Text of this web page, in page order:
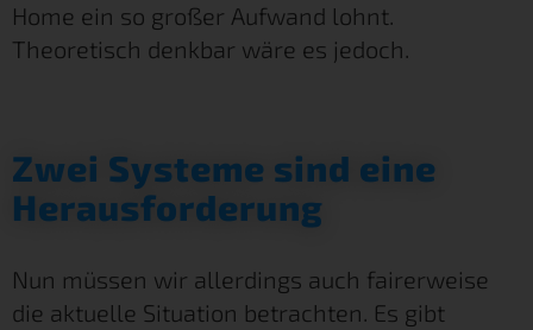
Home ein so großer Aufwand lohnt.
Theoretisch denkbar wäre es jedoch.
Zwei Systeme sind eine
Herausforderung
Nun müssen wir allerdings auch fairerweise
die aktuelle Situation betrachten. Es gibt